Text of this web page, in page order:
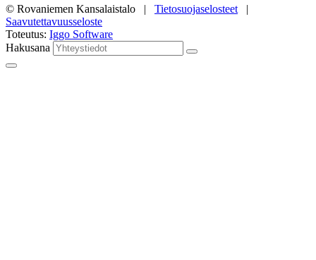
© Rovaniemen Kansalaistalo | Tietosuojaselosteet |
Saavutettavuusseloste
Toteutus: Iggo Software
Hakusana